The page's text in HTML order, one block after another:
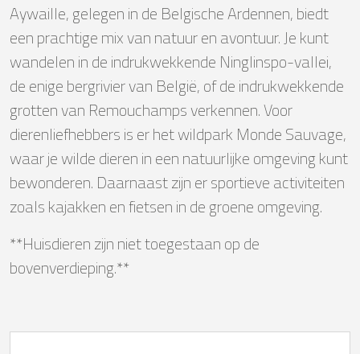
Aywaille, gelegen in de Belgische Ardennen, biedt
een prachtige mix van natuur en avontuur. Je kunt
wandelen in de indrukwekkende Ninglinspo-vallei,
de enige bergrivier van België, of de indrukwekkende
grotten van Remouchamps verkennen. Voor
dierenliefhebbers is er het wildpark Monde Sauvage,
waar je wilde dieren in een natuurlijke omgeving kunt
bewonderen. Daarnaast zijn er sportieve activiteiten
zoals kajakken en fietsen in de groene omgeving.
**Huisdieren zijn niet toegestaan op de
bovenverdieping.**